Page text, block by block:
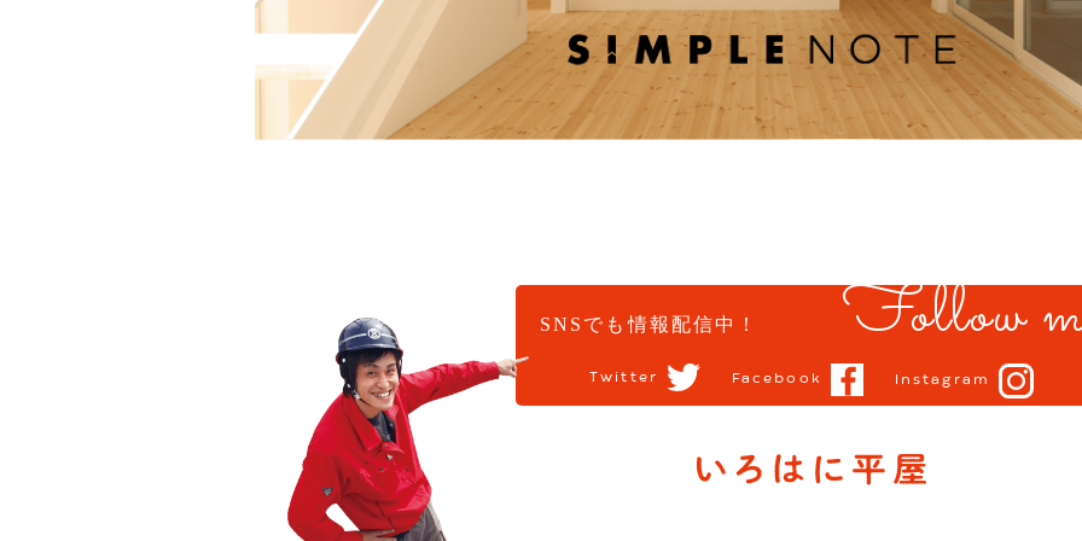
SNSでも情報配信中！ Follow
Twitter Facebook Instagram